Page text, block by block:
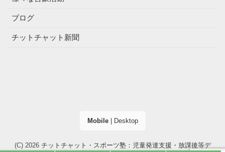
ブログ
チットチャット新聞
Mobile| Desktop
(C) 2026 チットチャット・スポーツ塾：児童発達支援・放課後等デ